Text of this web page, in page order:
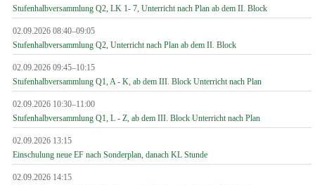
Stufenhalbversammlung Q2, LK 1- 7, Unterricht nach Plan ab dem II. Block
02.09.2026 08:40–09:05
Stufenhalbversammlung Q2, Unterricht nach Plan ab dem II. Block
02.09.2026 09:45–10:15
Stufenhalbversammlung Q1, A - K, ab dem III. Block Unterricht nach Plan
02.09.2026 10:30–11:00
Stufenhalbversammlung Q1, L - Z, ab dem III. Block Unterricht nach Plan
02.09.2026 13:15
Einschulung neue EF nach Sonderplan, danach KL Stunde
02.09.2026 14:15